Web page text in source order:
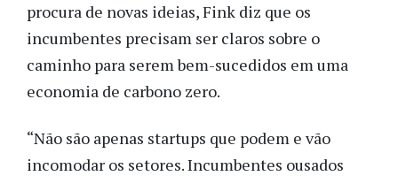
procura de novas ideias, Fink diz que os
incumbentes precisam ser claros sobre o
caminho para serem bem-sucedidos em uma
economia de carbono zero.
“Não são apenas startups que podem e vão
incomodar os setores. Incumbentes ousados